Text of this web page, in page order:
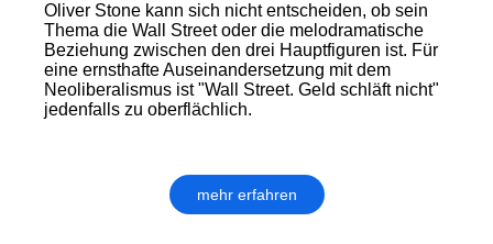
Oliver Stone kann sich nicht entscheiden, ob sein
Thema die Wall Street oder die melodramatische
Beziehung zwischen den drei Hauptfiguren ist. Für
eine ernsthafte Auseinandersetzung mit dem
Neoliberalismus ist "Wall Street. Geld schläft nicht"
jedenfalls zu oberflächlich.
mehr erfahren